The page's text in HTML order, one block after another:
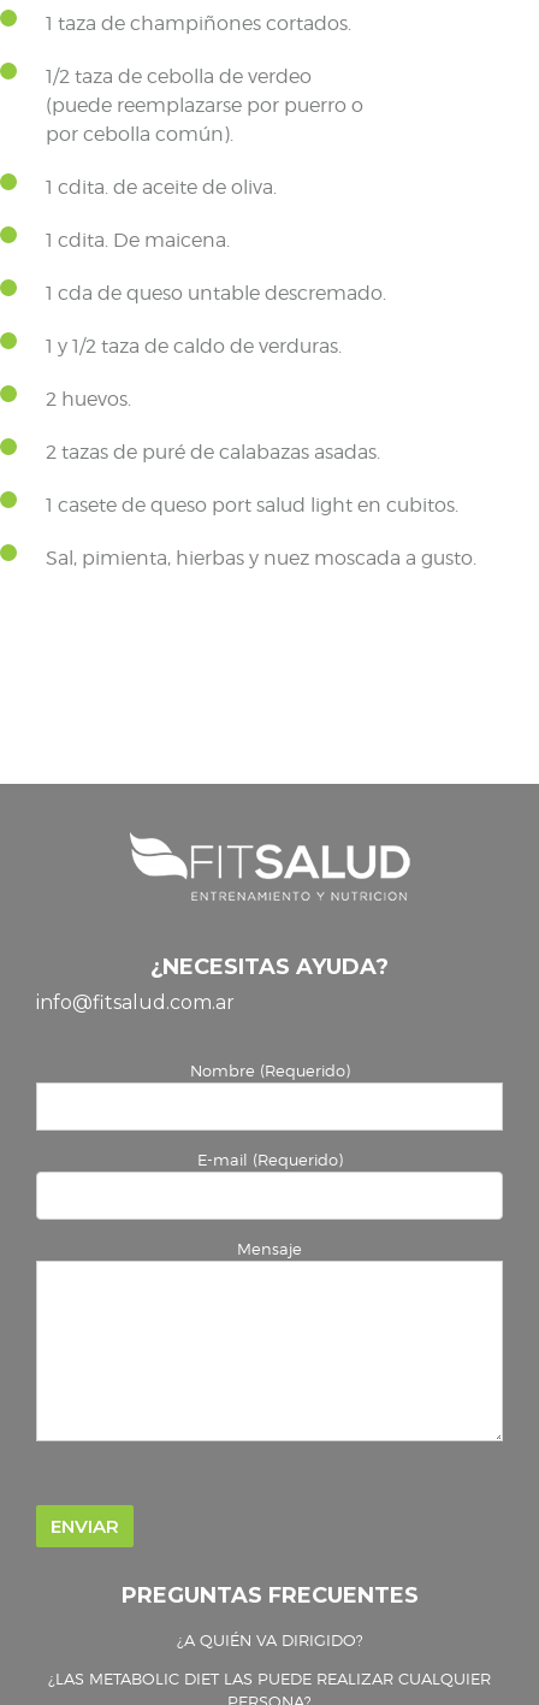
1 taza de champiñones cortados.
1/2 taza de cebolla de verdeo
(puede reemplazarse por puerro o
por cebolla común).
1 cdita. de aceite de oliva.
1 cdita. De maicena.
1 cda de queso untable descremado.
1 y 1/2 taza de caldo de verduras.
2 huevos.
2 tazas de puré de calabazas asadas.
1 casete de queso port salud light en cubitos.
Sal, pimienta, hierbas y nuez moscada a gusto.
¿NECESITAS AYUDA?
info@fitsalud.com.ar
Nombre (Requerido)
E-mail (Requerido)
Mensaje
PREGUNTAS FRECUENTES
¿A QUIÉN VA DIRIGIDO?
¿LAS METABOLIC DIET LAS PUEDE REALIZAR CUALQUIER
PERSONA?